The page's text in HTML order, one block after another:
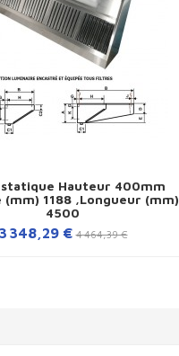
Hauteur 400mm
(mm) 1188 ,Longueur (mm)
4500
3 348,29 € 4 464,39 €